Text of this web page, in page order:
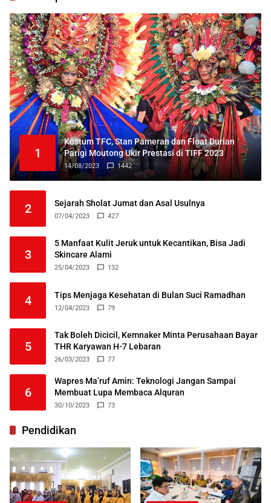
1
Kostum TFC, Stan Pameran dan Float Durian
Parigi Moutong Ukir Prestasi di TIFF 2023
14/08/2023 1442
2 Sejarah Sholat Jumat dan Asal Usulnya
07/04/2023 427
3
5 Manfaat Kulit Jeruk untuk Kecantikan, Bisa Jadi
Skincare Alami
25/04/2023 132
4 Tips Menjaga Kesehatan di Bulan Suci Ramadhan
12/04/2023 79
5
Tak Boleh Dicicil, Kemnaker Minta Perusahaan Bayar
THR Karyawan H-7 Lebaran
26/03/2023 77
6
Wapres Ma’ruf Amin: Teknologi Jangan Sampai
Membuat Lupa Membaca Alquran
30/10/2023 73
Pendidikan